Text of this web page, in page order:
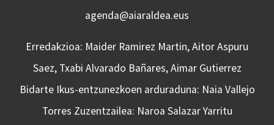
agenda@aiaraldea.eus
Erredakzioa: Maider Ramirez Martin, Aitor Aspuru
Saez, Txabi Alvarado Bañares, Aimar Gutierrez
Bidarte Ikus-entzunezkoen arduraduna: Naia Vallejo
Torres Zuzentzailea: Naroa Salazar Yarritu